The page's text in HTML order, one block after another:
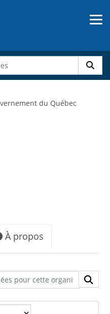
du Québec
À propos